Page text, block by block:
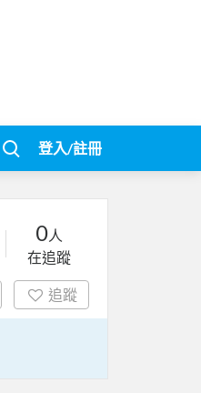
登入/註冊
0人
在追蹤
追蹤